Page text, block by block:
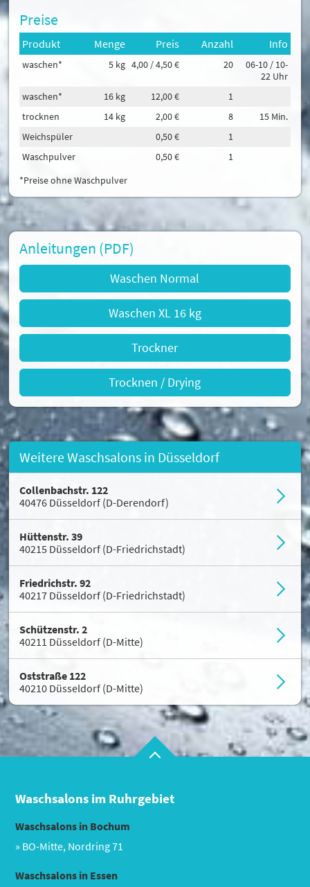
Preise
Produkt Menge Preis Anzahl Info
waschen* 5 kg 4,00 / 4,50 € 20
06-10 / 10-
22 Uhr
waschen*
16 kg 12,00 €
1
trocknen
14 kg 2,00 € 8
15 Min.
Weichspüler
0,50 €
1
Waschpulver
0,50 € 1
*Preise ohne Waschpulver
Anleitungen (PDF)
Waschen Normal
Waschen XL 16 kg
Trockner
Trocknen / Drying
Weitere Waschsalons in Düsseldorf
Collenbachstr. 122
40476 Düsseldorf (D-Derendorf)
Hüttenstr. 39
40215 Düsseldorf (D-Friedrichstadt)
Friedrichstr. 92
40217 Düsseldorf (D-Friedrichstadt)
Schützenstr. 2
40211 Düsseldorf (D-Mitte)
Oststraße 122
40210 Düsseldorf (D-Mitte)
Waschsalons im Ruhrgebiet
Waschsalons in Bochum
» BO-Mitte, Nordring 71
Waschsalons in Essen
Cookie-Hinweis
Um unsere Webseiten für Sie optimal zu
gestalten und fortlaufend zu verbessern, sowie
zur Geschwindigkeitsoptimierung verwenden
wir Cookies. Durch Bestätigen des Buttons 'Alle
akzeptieren' stimmen Sie der Verwendung zu.
auswählen, welche Cookies Sie zulassen wollen.
Weitere Informationen erhalten Sie in unserer
Datenschutzerklärung.
Alle akzeptieren Konfigurieren